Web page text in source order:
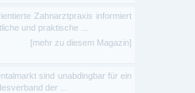
Zahnarztpraxis informiert
und praktische ...
[mehr zu diesem Magazin]
sind unabdingbar für ein
der ...